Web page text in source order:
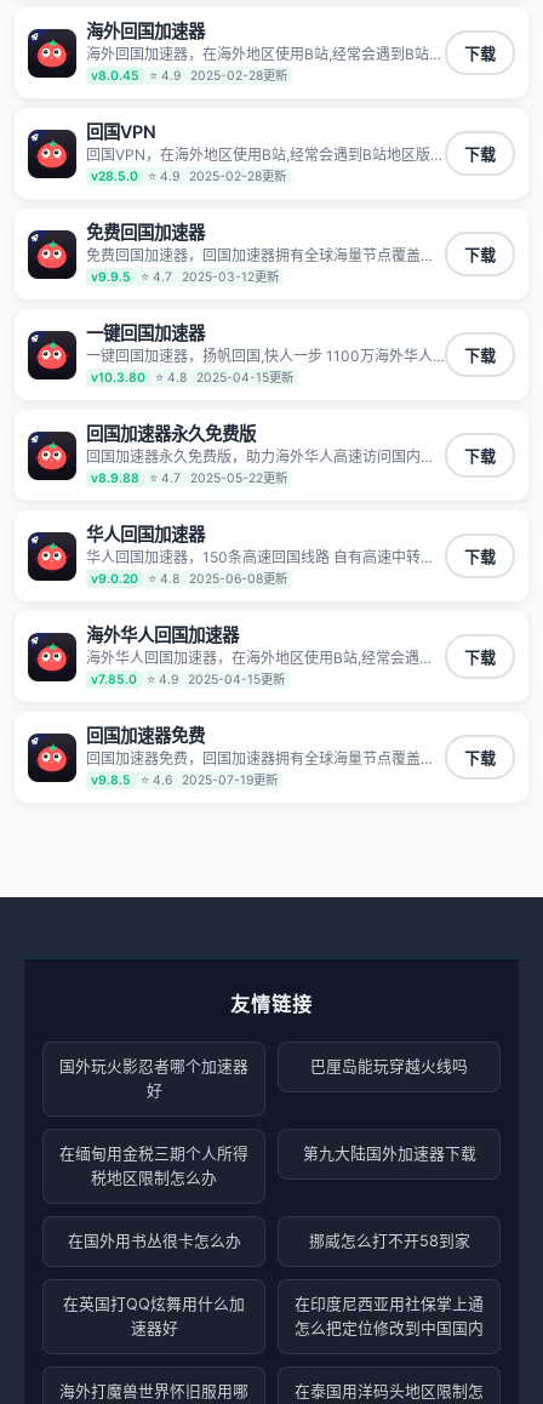
数据不泄露 阻止第三方对数据进行窃取和监听
海外回国加速器
海外回国加速器，在海外地区使用B站,经常会遇到B站地
区版权限制/网络IP屏蔽,缓冲卡顿等问题,使用我们的哔
哩哔哩专用回国VPN,可加速解决各类网络问题,一键网络
7*24小时服务。
v8.0.45 ⭐ 4.9 2025-02-28更新
下载
回国VPN
回国VPN，在海外地区使用B站,经常会遇到B站地区版权
限制/网络IP屏蔽,缓冲卡顿等问题,使用我们的哔哩哔哩
专用回国VPN,可加速解决各类网络问题,一键网络回国,
时服务。
v28.5.0 ⭐ 4.9 2025-02-28更新
下载
免费回国加速器
免费回国加速器，回国加速器拥有全球海量节点覆盖，
运营商专线不卡顿超稳定，专为海外华人和留学生打
造，帮助海外华人免除地域限制，随时高速稳定低延迟
v9.9.5 ⭐ 4.7 2025-03-12更新
下载
一键回国加速器
一键回国加速器，扬帆回国,快人一步 1100万海外华人
都在用的音乐视频回国加速器 Android iOS Windows
Mac TV VIP 支持多种加速场景 了解更多 看视频 全球高
艺、哔哩哔哩和优酷视频,在国外也能畅快追剧!
v10.3.80 ⭐ 4.8 2025-04-15更新
下载
回国加速器永久免费版
回国加速器永久免费版，助力海外华人高速访问国内网
络，快速开启国内各直播平台,解决国内视频、音乐卡顿
问题；更能加速海量国服游戏，超低延迟稳定不掉线,畅
v8.9.88 ⭐ 4.7 2025-05-22更新
下载
华人回国加速器
华人回国加速器，150条高速回国线路 自有高速中转节
点 无需注册 一键连接 提供高速线路 应用内直达视频音
乐app,快人一步 应用模式 App互不干扰 不间断的隐私保
止第三方对数据进行窃取和监听
v9.0.20 ⭐ 4.8 2025-06-08更新
下载
海外华人回国加速器
海外华人回国加速器，在海外地区使用B站,经常会遇到B
站地区版权限制/网络IP屏蔽,缓冲卡顿等问题,使用我们
的哔哩哔哩专用回国VPN,可加速解决各类网络问题,一键
服7*24小时服务。
v7.85.0 ⭐ 4.9 2025-04-15更新
下载
回国加速器免费
回国加速器免费，回国加速器拥有全球海量节点覆盖，
运营商专线不卡顿超稳定，专为海外华人和留学生打
造，帮助海外华人免除地域限制，随时高速稳定低延迟
v9.8.5 ⭐ 4.6 2025-07-19更新
下载
友情链接
国外玩火影忍者哪个加速器
好
巴厘岛能玩穿越火线吗
在缅甸用金税三期个人所得
税地区限制怎么办
第九大陆国外加速器下载
在国外用书丛很卡怎么办 挪威怎么打不开58到家
在英国打QQ炫舞用什么加
速器好
在印度尼西亚用社保掌上通
怎么把定位修改到中国国内
海外打魔兽世界怀旧服用哪 在泰国用洋码头地区限制怎